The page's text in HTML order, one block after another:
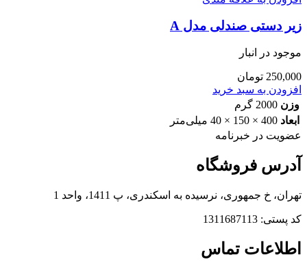
زیر دستی صندلی مدل A
موجود در انبار
250,000 تومان
افزودن به سبد خرید
وزن 2000 گرم
ابعاد 400 × 150 × 40 میلی‌متر
عضویت در خبرنامه
آدرس فروشگاه
تهران، خ جمهوری، نرسیده به اسکندری، پ 1411، واحد 1
کد پستی: 1311687113
اطلاعات تماس